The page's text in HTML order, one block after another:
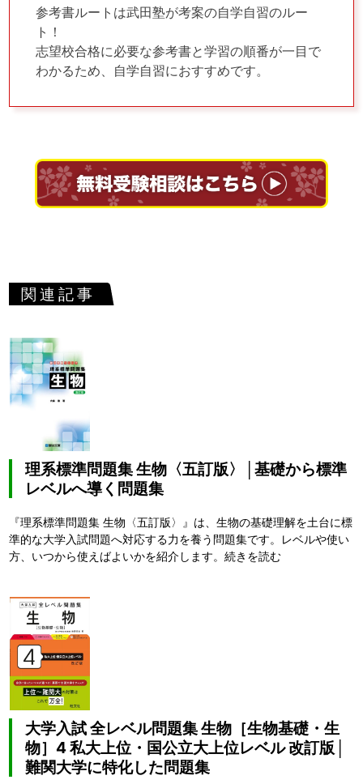
参考書ルートは武田塾が考案の自学自習のルー
ト！
志望校合格に必要な参考書と学習の順番が一目で
わかるため、自学自習におすすめです。
関連記事
理系標準問題集 生物〈五訂版〉│基礎から標準
レベルへ導く問題集
『理系標準問題集 生物〈五訂版〉』は、生物の基礎理解を土台に標
準的な大学入試問題へ対応する力を養う問題集です。レベルや使い
方、いつから使えばよいかを紹介します。続きを読む
大学入試 全レベル問題集 生物［生物基礎・生
物］4 私大上位・国公立大上位レベル 改訂版│
難関大学に特化した問題集